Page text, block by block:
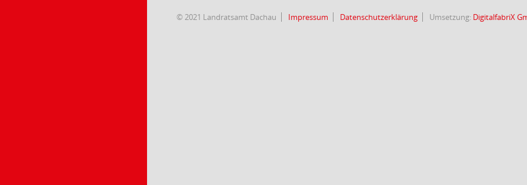
© 2021 Landratsamt Dachau Impressum Datenschutzerklärung Umsetzung: DigitalfabriX